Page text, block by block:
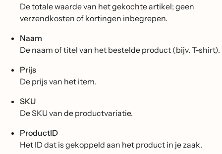
De totale waarde van het gekochte artikel; geen
verzendkosten of kortingen inbegrepen.
Naam
De naam of titel van het bestelde product (bijv. T-shirt).
Prijs
De prijs van het item.
SKU
De SKU van de productvariatie.
ProductID
Het ID dat is gekoppeld aan het product in je zaak.